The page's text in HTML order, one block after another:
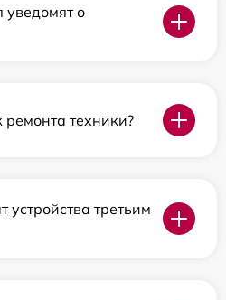
о
ремонта техники?
устройства третьим